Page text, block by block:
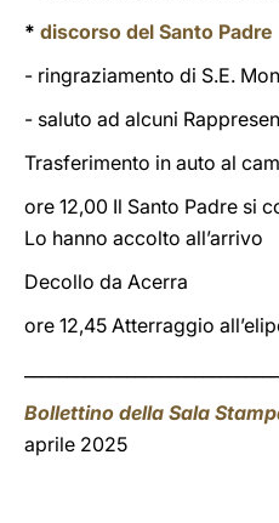
* discorso del Santo Padre
- ringraziamento di S.E.
- saluto ad alcuni
Trasferimento in auto al
ore 12,00 Il Santo Padre si
Lo hanno accolto all’arrivo
Decollo da Acerra
ore 12,45 Atterraggio
Bollettino della Sala
aprile 2025